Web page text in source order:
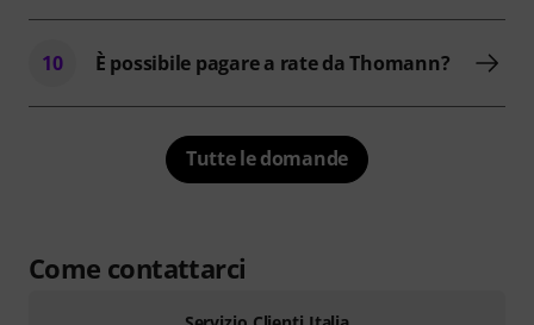
10 È possibile pagare a rate da Thomann?
Tutte le domande
Come contattarci